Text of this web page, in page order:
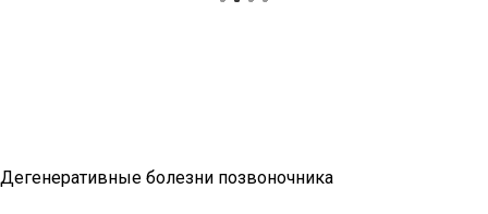
Дегенеративные болезни позвоночника